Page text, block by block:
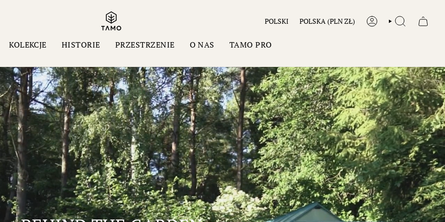
JĘZYK
POLSKI WALUTA POLSKA (PLN ZŁ) KONTO SZUKAJ
KOLEKCJE HISTORIE PRZESTRZENIE O NAS TAMO PRO